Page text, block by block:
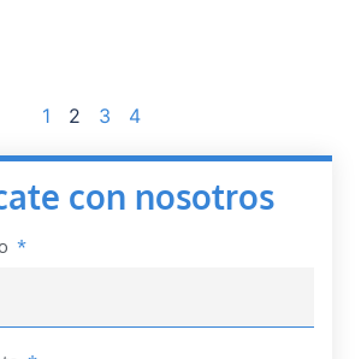
1 2 3 4
con nosotros